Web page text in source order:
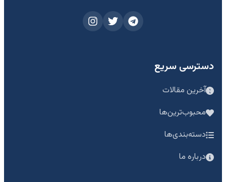
دسترسی سریع
آخرین مقالات
محبوب‌ترین‌ها
دسته‌بندی‌ها
درباره ما